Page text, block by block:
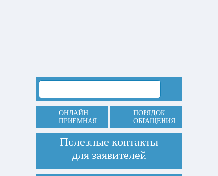
ОНЛАЙН
ПРИЕМНАЯ
ПОРЯДОК
ОБРАЩЕНИЯ
Полезные контакты
для заявителей